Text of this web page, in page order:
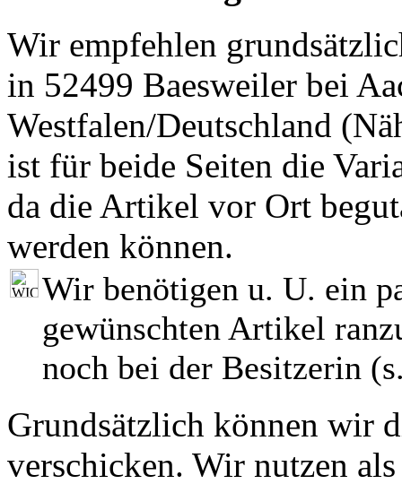
Wir empfehlen
in 52499 Baesweiler bei
Westfalen/Deutschland
ist für beide Seiten die
da die Artikel vor Ort
werden können.
Wir benötigen u. U. ein
gewünschten Artikel
noch bei der Besitzerin
Grundsätzlich können wir
verschicken. Wir nutzen